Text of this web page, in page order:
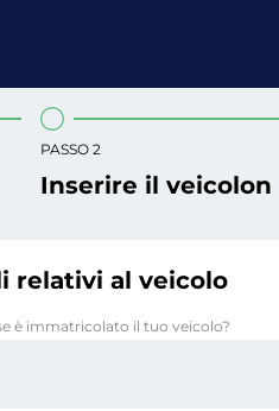
PASSO 2
Inserire il veicolon
relativi al veicolo
è immatricolato il tuo veicolo?